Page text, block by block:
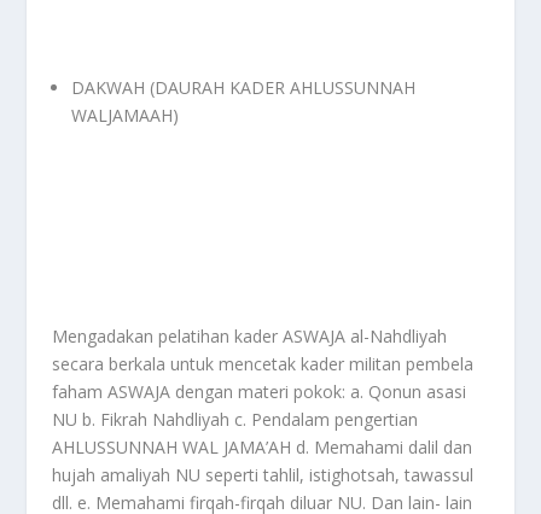
DAKWAH (DAURAH KADER AHLUSSUNNAH
WALJAMAAH)
Mengadakan pelatihan kader ASWAJA al-Nahdliyah
secara berkala untuk mencetak kader militan pembela
faham ASWAJA dengan materi pokok: a. Qonun asasi
NU b. Fikrah Nahdliyah c. Pendalam pengertian
AHLUSSUNNAH WAL JAMA’AH d. Memahami dalil dan
hujah amaliyah NU seperti tahlil, istighotsah, tawassul
dll. e. Memahami firqah-firqah diluar NU. Dan lain- lain